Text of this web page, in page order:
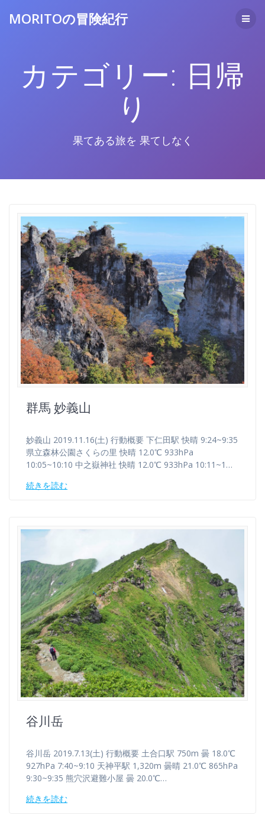
へ
ッ
プ
MORITOの冒険紀行
カテゴリー: 日帰
り
果てある旅を 果てしなく
群馬 妙義山
妙義山 2019.11.16(土) 行動概要 下仁田駅 快晴 9:24~9:35
県立森林公園さくらの里 快晴 12.0℃ 933hPa
10:05~10:10 中之嶽神社 快晴 12.0℃ 933hPa 10:11~1…
続きを読む
谷川岳
谷川岳 2019.7.13(土) 行動概要 土合口駅 750m 曇 18.0℃
927hPa 7:40~9:10 天神平駅 1,320m 曇晴 21.0℃ 865hPa
9:30~9:35 熊穴沢避難小屋 曇 20.0℃…
続きを読む